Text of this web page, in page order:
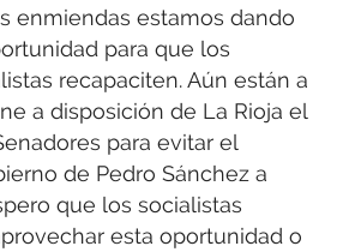
enmiendas estamos dando
para que los
recapaciten. Aún están a
a disposición de La Rioja el
para evitar el
de Pedro Sánchez a
que los socialistas
esta oportunidad o